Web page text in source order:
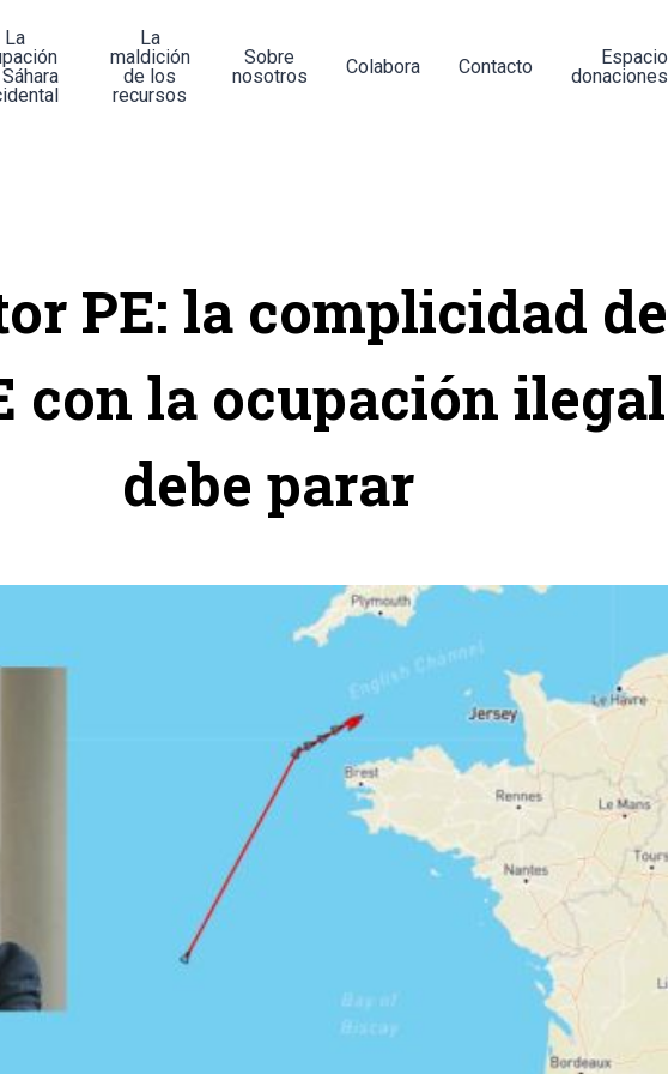
La
La
maldición
de los
recursos
Sobre
nosotros
Colabora Contacto
Espacio
donaciones
PE: la complicidad de
con la ocupación ilegal
debe parar